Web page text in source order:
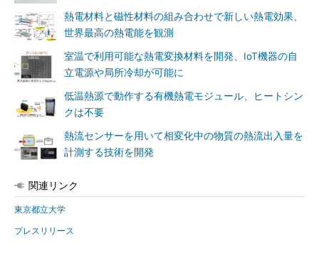
熱電材料と磁性材料の組み合わせで新しい熱電効果、
世界最高の熱電能を観測
室温で利用可能な熱電変換材料を開発、IoT機器の自
立電源や局所冷却が可能に
低温熱源で動作する有機熱電モジュール、ヒートシン
クは不要
熱流センサーを用いて相変化中の物質の熱流出入量を
計測する技術を開発
関連リンク
東京都立大学
プレスリリース